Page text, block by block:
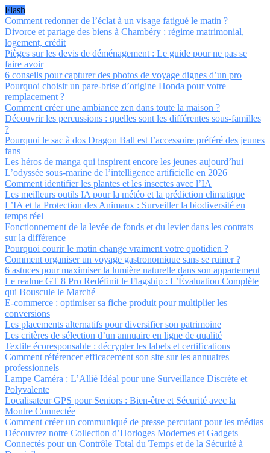
Flash
Comment redonner de l’éclat à un visage fatigué le matin ?
Divorce et partage des biens à Chambéry : régime matrimonial,
logement, crédit
Pièges sur les devis de déménagement : Le guide pour ne pas se
faire avoir
6 conseils pour capturer des photos de voyage dignes d’un pro
Pourquoi choisir un pare-brise d’origine Honda pour votre
remplacement ?
Comment créer une ambiance zen dans toute la maison ?
Découvrir les percussions : quelles sont les différentes sous-familles
?
Pourquoi le sac à dos Dragon Ball est l’accessoire préféré des jeunes
fans
Les héros de manga qui inspirent encore les jeunes aujourd’hui
L’odyssée sous-marine de l’intelligence artificielle en 2026
Comment identifier les plantes et les insectes avec l’IA
Les meilleurs outils IA pour la météo et la prédiction climatique
L’IA et la Protection des Animaux : Surveiller la biodiversité en
temps réel
Fonctionnement de la levée de fonds et du levier dans les contrats
sur la différence
Pourquoi courir le matin change vraiment votre quotidien ?
Comment organiser un voyage gastronomique sans se ruiner ?
6 astuces pour maximiser la lumière naturelle dans son appartement
Le realme GT 8 Pro Redéfinit le Flagship : L’Évaluation Complète
qui Bouscule le Marché
E-commerce : optimiser sa fiche produit pour multiplier les
conversions
Les placements alternatifs pour diversifier son patrimoine
Les critères de sélection d’un annuaire en ligne de qualité
Textile écoresponsable : décrypter les labels et certifications
Comment référencer efficacement son site sur les annuaires
professionnels
Lampe Caméra : L’Allié Idéal pour une Surveillance Discrète et
Polyvalente
Localisateur GPS pour Seniors : Bien-être et Sécurité avec la
Montre Connectée
Comment créer un communiqué de presse percutant pour les médias
Découvrez notre Collection d’Horloges Modernes et Gadgets
Connectés pour un Contrôle Total du Temps et de la Sécurité à